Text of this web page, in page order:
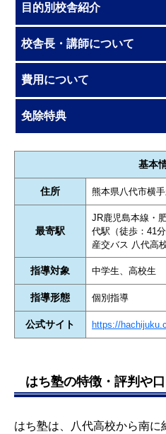
目的別校舎紹介
校舎長・講師について
費用について
免除特典
基本
住所 熊本県八代市横
最寄駅
JR鹿児島本線・
代駅（徒歩：41分
産交バス 八代高
指導対象 中学生、高校生
指導形態 個別指導
公式サイト https://
はち塾の特徴・評判や
はち塾は、八代高校から南